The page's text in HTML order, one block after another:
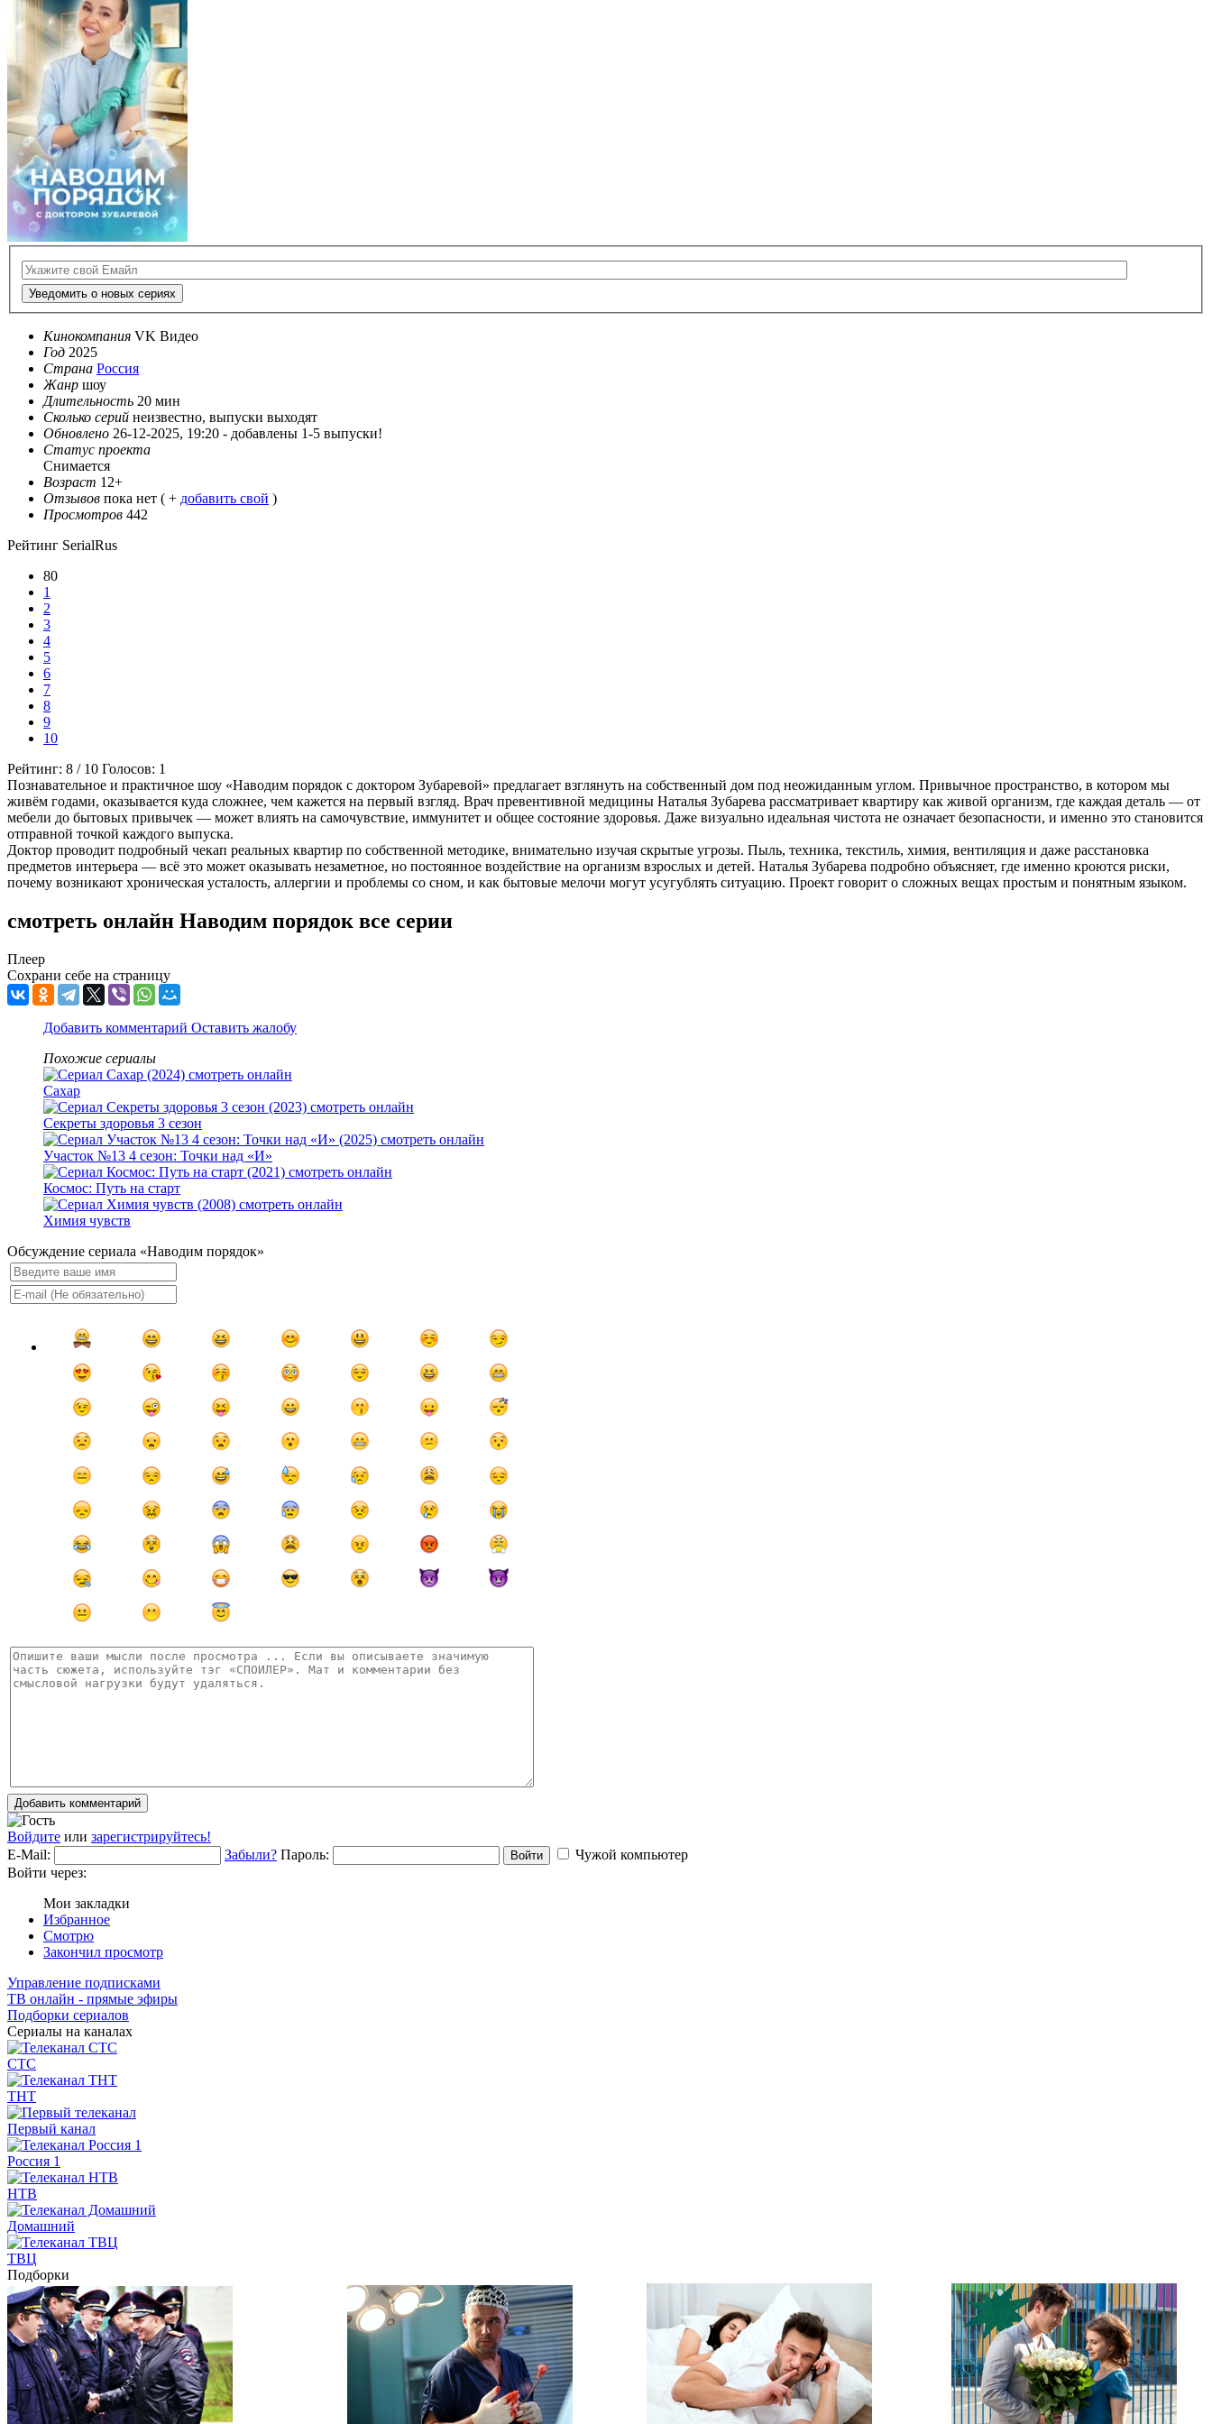
Уведомить о новых сериях
Кинокомпания VK Видео
Год 2025
Страна Россия
Жанр шоу
Длительность 20 мин
Сколько серий неизвестно, выпуски выходят
Обновлено 26-12-2025, 19:20 - добавлены 1-5 выпуски!
Статус проекта
Снимается
Возраст 12+
Отзывов пока нет ( + добавить свой )
Просмотров 442
Рейтинг SerialRus
80
1
2
3
4
5
6
7
8
9
10
Рейтинг: 8 / 10 Голосов: 1
Познавательное и практичное шоу «Наводим порядок с доктором Зубаревой» предлагает взглянуть на собственный дом под неожиданным углом. Привычное пространство, в котором мы
живём годами, оказывается куда сложнее, чем кажется на первый взгляд. Врач превентивной медицины Наталья Зубарева рассматривает квартиру как живой организм, где каждая деталь — от
мебели до бытовых привычек — может влиять на самочувствие, иммунитет и общее состояние здоровья. Даже визуально идеальная чистота не означает безопасности, и именно это становится
отправной точкой каждого выпуска.
Доктор проводит подробный чекап реальных квартир по собственной методике, внимательно изучая скрытые угрозы. Пыль, техника, текстиль, химия, вентиляция и даже расстановка
предметов интерьера — всё это может оказывать незаметное, но постоянное воздействие на организм взрослых и детей. Наталья Зубарева подробно объясняет, где именно кроются риски,
почему возникают хроническая усталость, аллергии и проблемы со сном, и как бытовые мелочи могут усугублять ситуацию. Проект говорит о сложных вещах простым и понятным языком.
смотреть онлайн Наводим порядок все серии
Плеер
Сохрани себе на страницу
Добавить комментарий Оставить жалобу
Похожие сериалы
Сахар
Секреты здоровья 3 сезон
Участок №13 4 сезон: Точки над «И»
Космос: Путь на старт
Химия чувств
Обсуждение сериала «Наводим порядок»
Добавить комментарий
Войдите или зарегистрируйтесь!
E-Mail:
Забыли? Пароль: Войти
Чужой компьютер
Войти через:
Мои закладки
Избранное
Смотрю
Закончил просмотр
Управление подписками
ТВ онлайн - прямые эфиры
Подборки сериалов
Сериалы на каналах
СТС
ТНТ
Первый канал
Россия 1
НТВ
Домашний
ТВЦ
Подборки